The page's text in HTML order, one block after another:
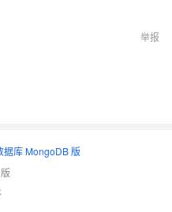
举报
据库 MongoDB 版